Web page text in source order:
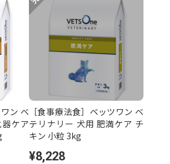
ン ベ
ケア
［食事療法食］ベッツワン ベ
テリナリー 犬用 肥満ケア チ
キン 小粒 3kg
¥8,228